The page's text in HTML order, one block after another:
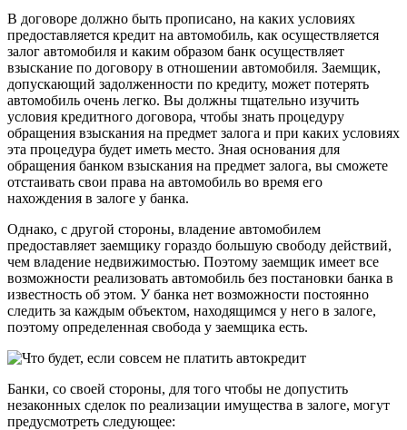
В договоре должно быть прописано, на каких условиях
предоставляется кредит на автомобиль, как осуществляется
залог автомобиля и каким образом банк осуществляет
взыскание по договору в отношении автомобиля. Заемщик,
допускающий задолженности по кредиту, может потерять
автомобиль очень легко. Вы должны тщательно изучить
условия кредитного договора, чтобы знать процедуру
обращения взыскания на предмет залога и при каких условиях
эта процедура будет иметь место. Зная основания для
обращения банком взыскания на предмет залога, вы сможете
отстаивать свои права на автомобиль во время его
нахождения в залоге у банка.
Однако, с другой стороны, владение автомобилем
предоставляет заемщику гораздо большую свободу действий,
чем владение недвижимостью. Поэтому заемщик имеет все
возможности реализовать автомобиль без постановки банка в
известность об этом. У банка нет возможности постоянно
следить за каждым объектом, находящимся у него в залоге,
поэтому определенная свобода у заемщика есть.
Банки, со своей стороны, для того чтобы не допустить
незаконных сделок по реализации имущества в залоге, могут
предусмотреть следующее: